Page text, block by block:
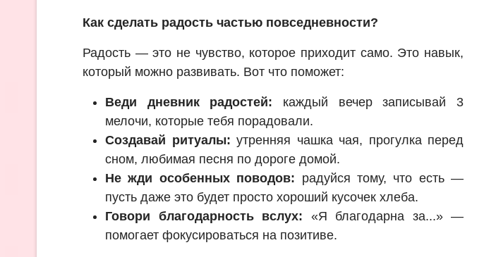
Как сделать радость частью повседневности?
Радость — это не чувство, которое приходит само. Это навык,
который можно развивать. Вот что поможет:
Веди дневник радостей: каждый вечер записывай 3
мелочи, которые тебя порадовали.
Создавай ритуалы: утренняя чашка чая, прогулка перед
сном, любимая песня по дороге домой.
Не жди особенных поводов: радуйся тому, что есть —
пусть даже это будет просто хороший кусочек хлеба.
Говори благодарность вслух: «Я благодарна за...» —
помогает фокусироваться на позитиве.